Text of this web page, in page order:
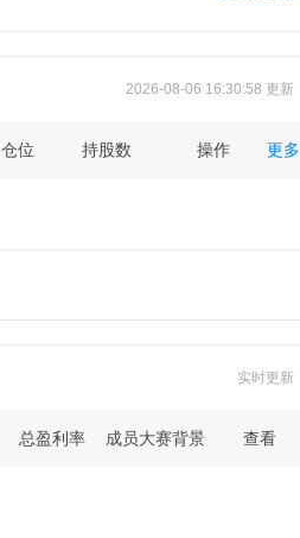
2026-08-06 16:30:58 更新
仓位 持股数 操作 更多
实时更新
总盈利率 成员大赛背景 查看